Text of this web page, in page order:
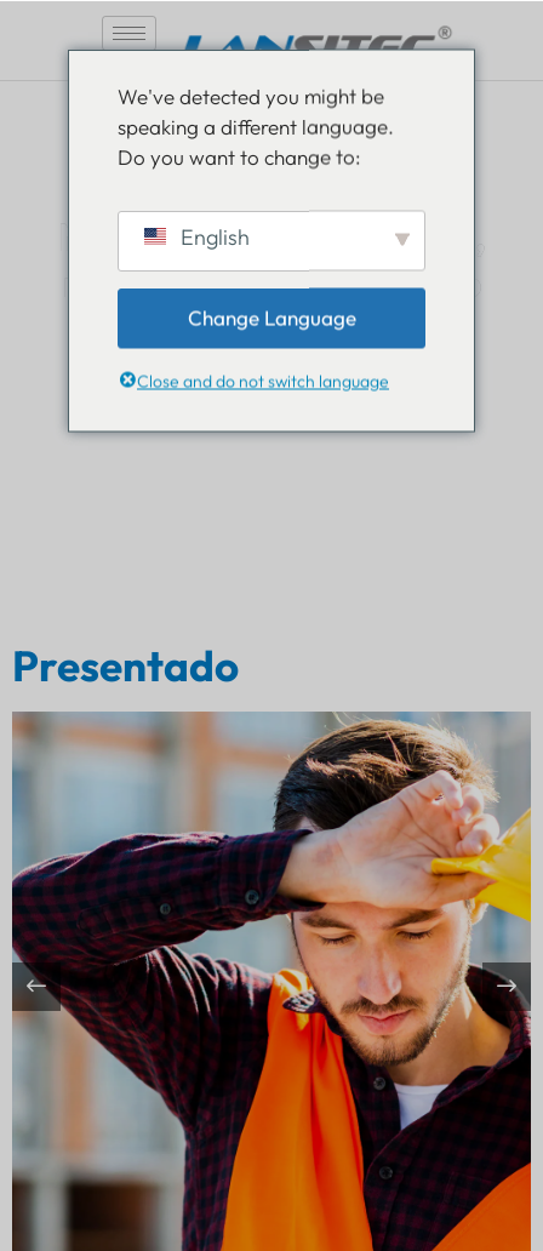
Manténgase informado,
manténgase informado
Lea todo sobre las novedades en el mundo de
Lansitec y manténgase un paso adelante.
Presentado
We've detected you might be
speaking a different language.
Do you want to change to:
English
Change Language
Close and do not switch language